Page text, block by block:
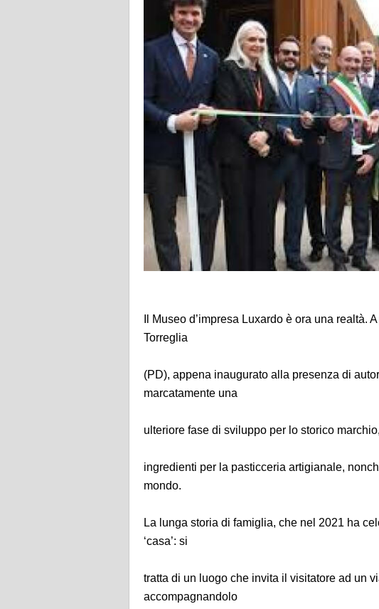
Il Museo d’impresa Luxardo è ora una realtà.
Torreglia
(PD), appena inaugurato alla presenza di
marcatamente una
ulteriore fase di sviluppo per lo storico
ingredienti per la pasticceria artigianale,
mondo.
La lunga storia di famiglia, che nel 2021 ha
‘casa’: si
tratta di un luogo che invita il visitatore ad un
accompagnandolo